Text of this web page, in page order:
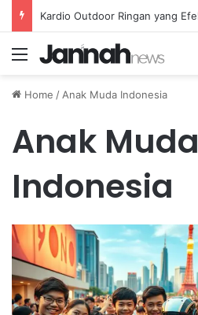
Menu
Home / Anak Muda Indonesia
Anak Muda
Indonesia